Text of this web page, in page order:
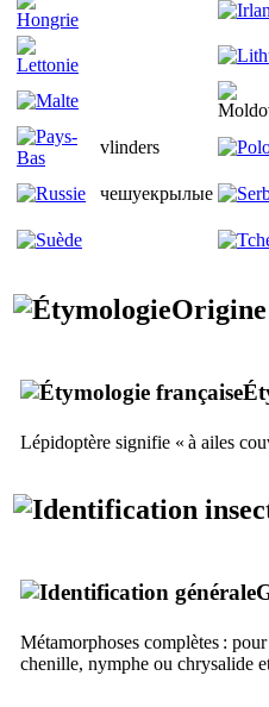
vlinders
чешуекрылые
Lépidoptère signifie « à ailes
Métamorphoses complètes :
chenille, nymphe ou chrysalide